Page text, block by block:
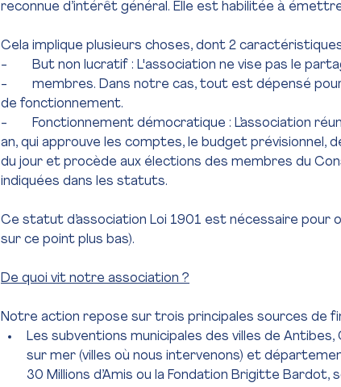
reconnue d’intérêt général. Elle est habilitée à
Cela implique plusieurs choses, dont 2
-        But non lucratif : L'association ne vise pas le
-        membres. Dans notre cas, tout est dépensé
de fonctionnement.
-        Fonctionnement démocratique : L’association
an, qui approuve les comptes, le budget prévisionnel,
du jour et procède aux élections des membres du
indiquées dans les statuts.
Ce statut d’association Loi 1901 est nécessaire pour
sur ce point plus bas).
De quoi vit notre association ?
Notre action repose sur trois principales sources de
Les subventions municipales des villes de
sur mer (villes où nous intervenons) et
30 Millions d’Amis ou la Fondation Brigitte Bardot,